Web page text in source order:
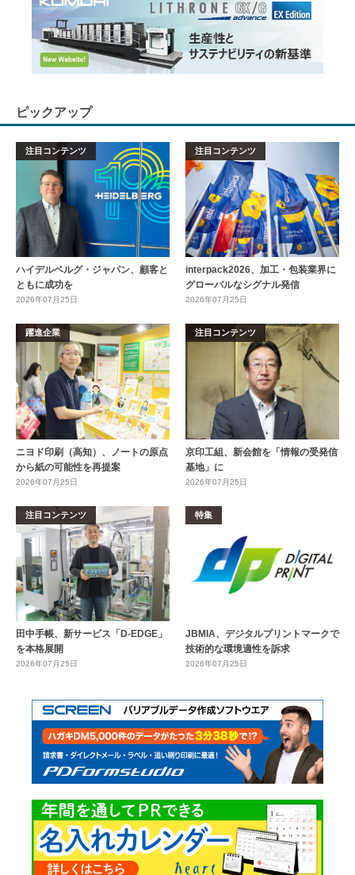
ピックアップ
注目コンテンツ
ハイデルベルグ・ジャパン、顧客と
ともに成功を
2026年07月25日
注目コンテンツ
interpack2026、加工・包装業界に
グローバルなシグナル発信
2026年07月25日
躍進企業
ニヨド印刷（高知）、ノートの原点
から紙の可能性を再提案
2026年07月25日
注目コンテンツ
京印工組、新会館を「情報の受発信
基地」に
2026年07月25日
注目コンテンツ
田中手帳、新サービス「D-EDGE」
を本格展開
2026年07月25日
特集
JBMIA、デジタルプリントマークで
技術的な環境適性を訴求
2026年07月25日